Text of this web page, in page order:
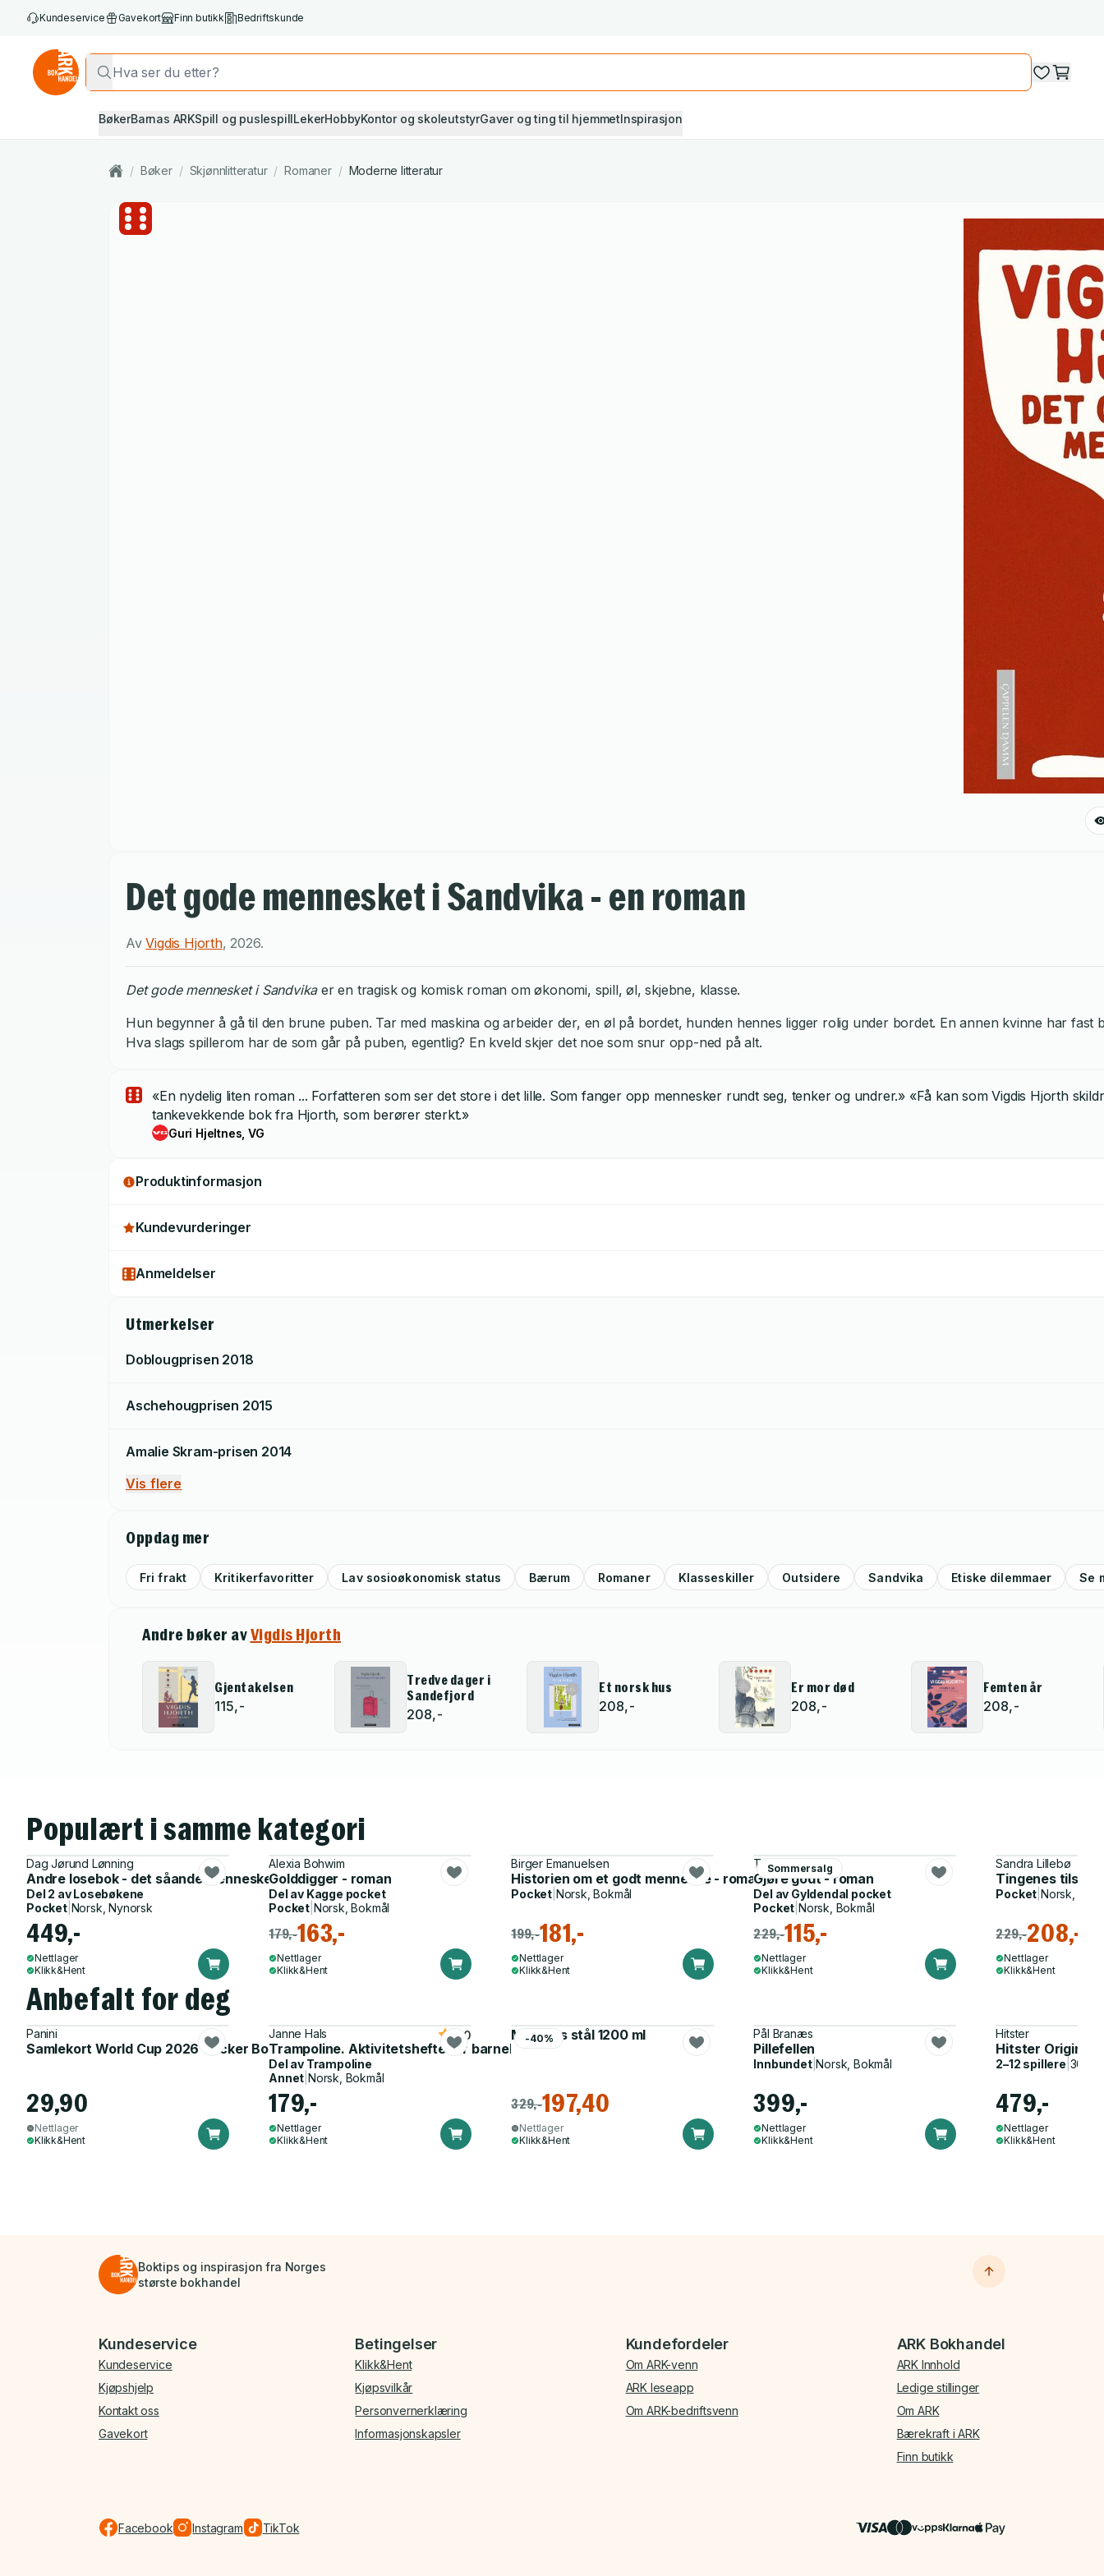
Kundeservice Gavekort Finn butikk Bedriftskunde
BøkerBarnas ARKSpill og puslespillLekerHobbyKontor og skoleutstyrGaver og ting til hjemmetInspirasjon
/ Bøker / Skjønnlitteratur / Romaner / Moderne litteratur
Det gode mennesket i Sandvika - en roman
AvVigdis Hjorth,2026.
Det gode mennesket i Sandvika er en tragisk og komisk roman om økonomi, spill, øl, skjebne, klasse.
Hun begynner å gå til den brune puben. Tar med maskina og arbeider der, en øl på bordet, hunden hennes ligger rolig under bordet. En annen kvinne har
Hva slags spillerom har de som går på puben, egentlig? En kveld skjer det noe som snur opp-ned på alt.
«En nydelig liten roman ... Forfatteren som ser det store i det lille. Som fanger opp mennesker rundt seg, tenker og undrer.» «Få kan som Vigdis Hjorth
tankevekkende bok fra Hjorth, som berører sterkt.»
Guri Hjeltnes, VG
Produktinformasjon
Kundevurderinger
Anmeldelser
Utmerkelser
Doblougprisen 2018
Aschehougprisen 2015
Amalie Skram-prisen 2014
Vis flere
Oppdag mer
Fri frakt Kritikerfavoritter Lav sosioøkonomisk status Bærum Romaner Klasseskiller Outsidere Sandvika Etiske dilemmaer Se
Andre bøker avVigdis Hjorth
Gjentakelsen
115,-
Tredve dager i
Sandefjord
208,-
Et norsk hus
208,-
Er mor død
208,-
Femten år
208,-
Populært i samme kategori
Dag Jørund Lønning
Andre losebok - det såande mennesket
Del 2 avLosebøkene
Pocket| Norsk, Nynorsk
449,-
Nettlager
Klikk&Hent
Alexia Bohwim
Golddigger - roman
Del av Kagge pocket
Pocket| Norsk, Bokmål
179,-163,-
Nettlager
Klikk&Hent
Birger Emanuelsen
Historien om et godt menneske - roman
Pocket Norsk, Bokmål
199,-181,-
Nettlager
Klikk&Hent
Sommersalg
Trude Marstein
Gjøre godt - roman
Del av Gyldendal pocket
Pocket Norsk, Bokmål
229,-115,-
Nettlager
Klikk&Hent
Sandra Lillebø
Tingenes
Pocket |Norsk,
229,-208,-
Nettlager
Klikk&Hent
Anbefalt for deg
Panini
Samlekort World Cup 2026 Sticker Booster
29,90
Nettlager
Klikk&Hent
Janne Hals
Trampoline. Aktivitetshefte for barnehagen
5.0
Del av Trampoline
Annet Norsk, Bokmål
179,-
Nettlager
Klikk&Hent
-40%
Matboks stål 1200 ml
329,-197,40
Nettlager
Klikk&Hent
Pål Branæs
Pillefellen
Innbundet|Norsk, Bokmål
399,-
Nettlager
Klikk&Hent
Hitster
Hitster Original
2–12 spillere
479,-
Nettlager
Klikk&Hent
Boktips og inspirasjon fra Norges
største bokhandel
Bunnmeny
Kundeservice
Kundeservice
Kjøpshjelp
Kontakt oss
Gavekort
Betingelser
Klikk&Hent
Kjøpsvilkår
Personvernerklæring
Informasjonskapsler
Kundefordeler
Om ARK-venn
ARK leseapp
Om ARK-bedriftsvenn
ARK Bokhandel
ARK Innhold
Ledige stillinger
Om ARK
Bærekraft i ARK
Finn butikk
Facebook Instagram TikTok